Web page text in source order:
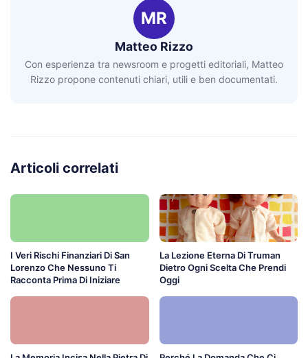
MR
Matteo Rizzo
Con esperienza tra newsroom e progetti editoriali, Matteo
Rizzo propone contenuti chiari, utili e ben documentati.
Articoli correlati
I Veri Rischi Finanziari Di San
Lorenzo Che Nessuno Ti
Racconta Prima Di Iniziare
La Lezione Eterna Di Truman
Dietro Ogni Scelta Che Prendi
Oggi